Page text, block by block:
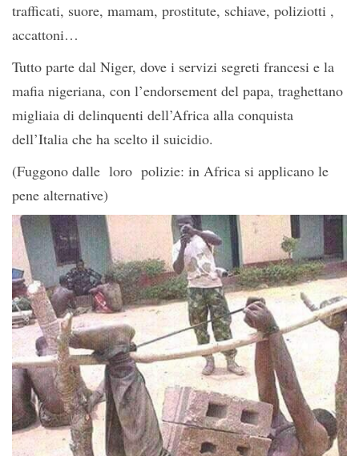
trafficati, suore, mamam, prostitute, schiave, poliziotti ,
accattoni…
Tutto parte dal Niger, dove i servizi segreti francesi e la
mafia nigeriana, con l’endorsement del papa, traghettano
migliaia di delinquenti dell’Africa alla conquista
dell’Italia che ha scelto il suicidio.
(Fuggono dalle loro polizie: in Africa si applicano le
pene alternative)